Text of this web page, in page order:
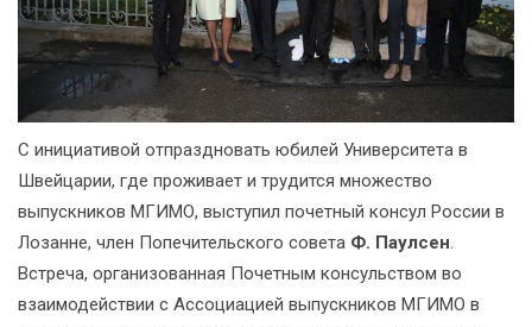
С инициативой отпраздновать юбилей Университета в
Швейцарии, где проживает и трудится множество
выпускников МГИМО, выступил почетный консул России в
Лозанне, член Попечительского совета Ф. Паулсен.
Встреча, организованная Почетным консульством во
взаимодействии с Ассоциацией выпускников МГИМО в